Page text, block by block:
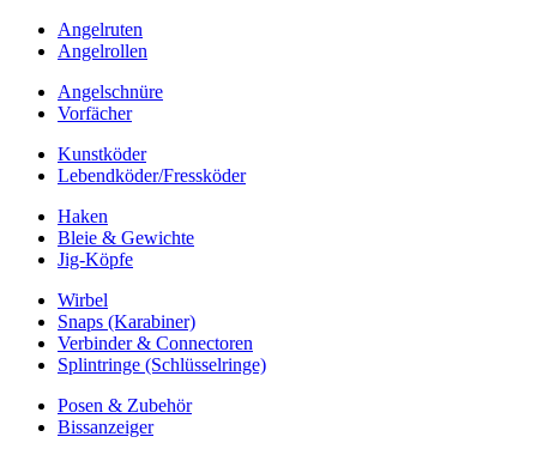
Angelruten
Angelrollen
Angelschnüre
Vorfächer
Kunstköder
Lebendköder/Fressköder
Haken
Bleie & Gewichte
Jig-Köpfe
Wirbel
Snaps (Karabiner)
Verbinder & Connectoren
Splintringe (Schlüsselringe)
Posen & Zubehör
Bissanzeiger